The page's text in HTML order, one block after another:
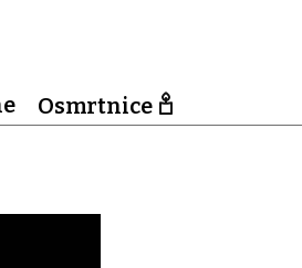
Osmrtnice